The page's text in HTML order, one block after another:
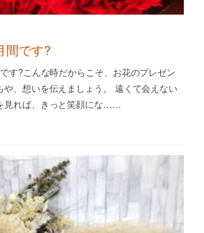
間です?
す?こんな時だからこそ、お花のプレゼン
や、想いを伝えましょう。 遠くて会えない
見れば、きっと笑顔にな……